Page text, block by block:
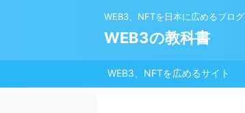
WEB3、NFTを日本に広めるブログ
WEB3の教科書
WEB3、NFTを広めるサイト